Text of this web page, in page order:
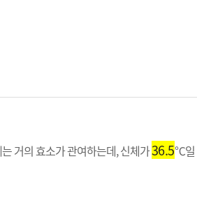
거의 효소가 관여하는데, 신체가36.5℃일